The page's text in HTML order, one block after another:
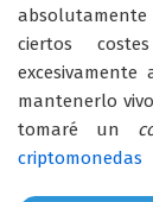
ciertos
mantenerlo
tomaré un
criptomonedas